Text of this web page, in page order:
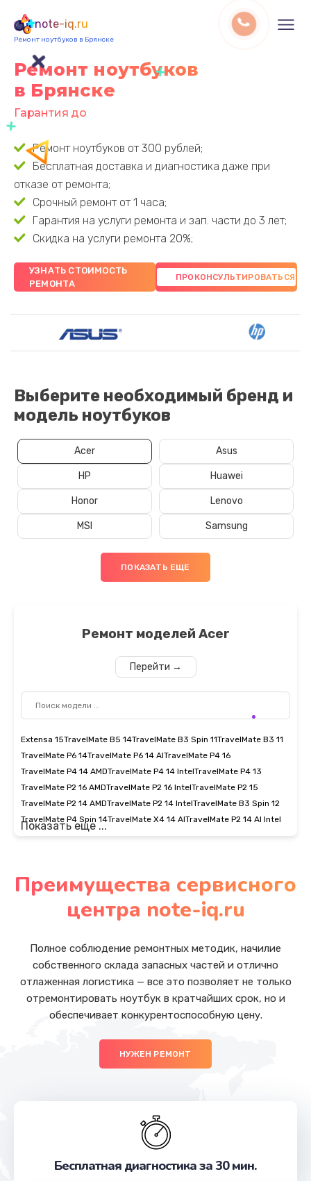
note-iq.ru
Ремонт ноутбуков в Брянске
Ремонт ноутбуков
в Брянске
Гарантия до 3 лет
Ремонт ноутбуков от 300 рублей;
Бесплатная доставка и диагностика даже при
отказе от ремонта;
Срочный ремонт от 1 часа;
Гарантия на услуги ремонта и зап. части до 3 лет;
Скидка на услуги ремонта 20%;
УЗНАТЬ СТОИМОСТЬ
РЕМОНТА
Выберите необходимый бренд и
модель ноутбуков
Acer Asus
HP Huawei
Honor Lenovo
MSI Samsung
ПОКАЗАТЬ ЕЩЕ
Ремонт моделей Acer
Перейти →
Extensa 15TravelMate B5 14TravelMate B3 Spin 11TravelMate B3 11
TravelMate P6 14TravelMate P6 14 AITravelMate P4 16
TravelMate P4 14 AMDTravelMate P4 14 IntelTravelMate P4 13
TravelMate P2 16 AMDTravelMate P2 16 IntelTravelMate P2 15
TravelMate P2 14 AMDTravelMate P2 14 IntelTravelMate B3 Spin 12
TravelMate P4 Spin 14TravelMate X4 14 AITravelMate P2 14 AI Intel
Показать еще ...
Преимущества сервисного
центра note-iq.ru
Полное соблюдение ремонтных методик, начилие
собственного склада запасных частей и отлично
отлаженная логистика — все это позволяет не только
отремонтировать ноутбук в кратчайших срок, но и
обеспечивает конкурентоспособную цену.
НУЖЕН РЕМОНТ
Бесплатная диагностика за 30 мин.